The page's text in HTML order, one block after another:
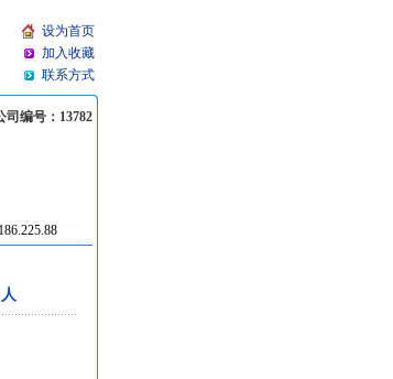
设为首页
加入收藏
联系方式
司编号：13782